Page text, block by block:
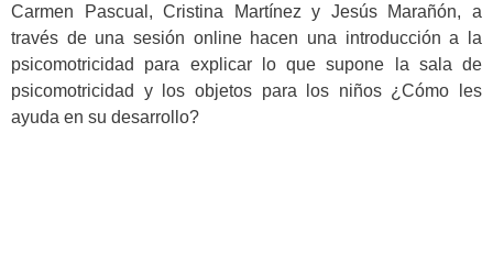
Carmen Pascual, Cristina Martínez y Jesús Marañón, a
través de una sesión online hacen una introducción a la
psicomotricidad para explicar lo que supone la sala de
psicomotricidad y los objetos para los niños ¿Cómo les
ayuda en su desarrollo?